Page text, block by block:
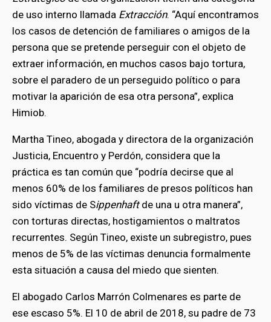
de uso interno llamada Extracción. “Aquí encontramos
los casos de detención de familiares o amigos de la
persona que se pretende perseguir con el objeto de
extraer información, en muchos casos bajo tortura,
sobre el paradero de un perseguido político o para
motivar la aparición de esa otra persona”, explica
Himiob.
Martha Tineo, abogada y directora de la organización
Justicia, Encuentro y Perdón, considera que la
práctica es tan común que “podría decirse que al
menos 60% de los familiares de presos políticos han
sido víctimas de Sippenhaft de una u otra manera”,
con torturas directas, hostigamientos o maltratos
recurrentes. Según Tineo, existe un subregistro, pues
menos de 5% de las víctimas denuncia formalmente
esta situación a causa del miedo que sienten.
El abogado Carlos Marrón Colmenares es parte de
ese escaso 5%. El 10 de abril de 2018, su padre de 73